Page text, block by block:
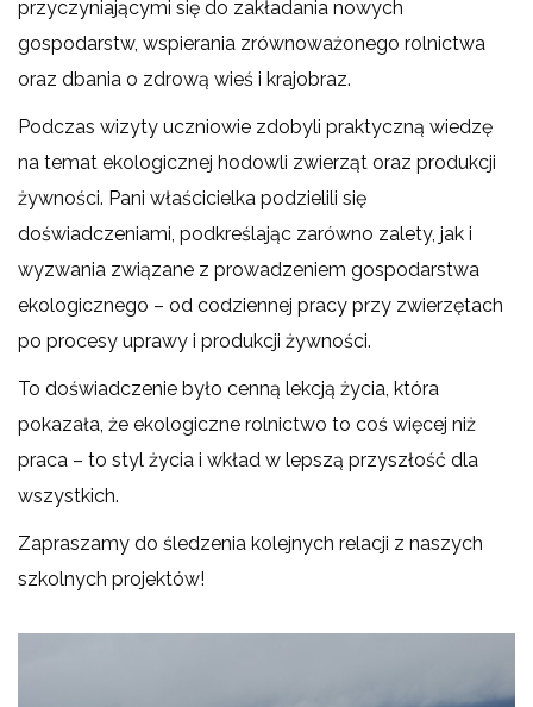
przyczyniającymi się do zakładania nowych
gospodarstw, wspierania zrównoważonego rolnictwa
oraz dbania o zdrową wieś i krajobraz.
Podczas wizyty uczniowie zdobyli praktyczną wiedzę
na temat ekologicznej hodowli zwierząt oraz produkcji
żywności. Pani właścicielka podzielili się
doświadczeniami, podkreślając zarówno zalety, jak i
wyzwania związane z prowadzeniem gospodarstwa
ekologicznego – od codziennej pracy przy zwierzętach
po procesy uprawy i produkcji żywności.
To doświadczenie było cenną lekcją życia, która
pokazała, że ekologiczne rolnictwo to coś więcej niż
praca – to styl życia i wkład w lepszą przyszłość dla
wszystkich.
Zapraszamy do śledzenia kolejnych relacji z naszych
szkolnych projektów!